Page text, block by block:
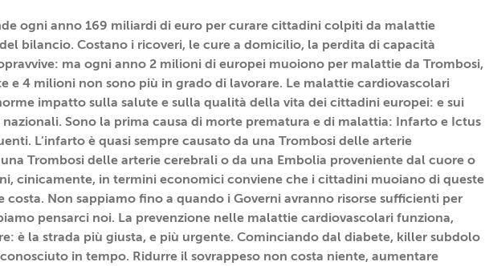
ogni anno 169 miliardi di euro per curare cittadini colpiti da malattie
bilancio. Costano i ricoveri, le cure a domicilio, la perdita di capacità
ma ogni anno 2 milioni di europei muoiono per malattie da Trombosi,
e 4 milioni non sono più in grado di lavorare. Le malattie cardiovascolari
impatto sulla salute e sulla qualità della vita dei cittadini europei: e sui
nazionali. Sono la prima causa di morte prematura e di malattia: Infarto e Ictus
L’infarto è quasi sempre causato da una Trombosi delle arterie
Trombosi delle arterie cerebrali o da una Embolia proveniente dal cuore o
cinicamente, in termini economici conviene che i cittadini muoiano di queste
costa. Non sappiamo fino a quando i Governi avranno risorse sufficienti per
pensarci noi. La prevenzione nelle malattie cardiovascolari funziona,
è la strada più giusta, e più urgente. Cominciando dal diabete, killer subdolo
in tempo. Ridurre il sovrappeso non costa niente, aumentare